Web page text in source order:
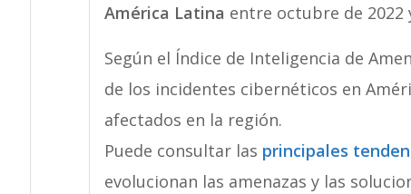
América Latina entre octubre de 2022
Según el Índice de Inteligencia de
de los incidentes cibernéticos en
afectados en la región.
Puede consultar las principales
evolucionan las amenazas y las